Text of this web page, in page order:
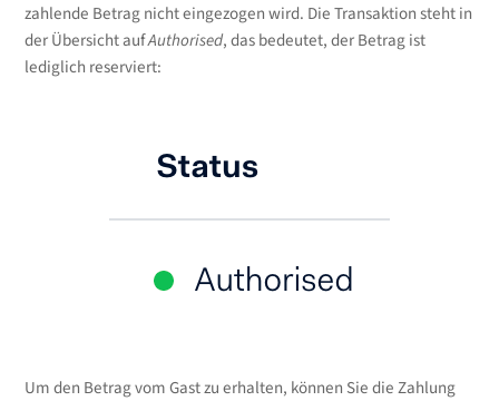
zahlende Betrag nicht eingezogen wird. Die Transaktion steht in
der Übersicht aufAuthorised, das bedeutet, der Betrag ist
lediglich reserviert:
Um den Betrag vom Gast zu erhalten, können Sie die Zahlung